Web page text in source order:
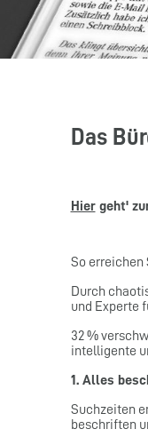
Das
Hiergeht'
So erreichen
Durch
und Experte
32 %
intelligente
1. Alles
Suchzeiten
beschriften